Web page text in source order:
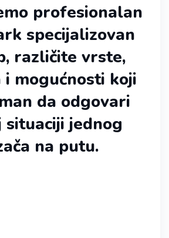
profesionalan
specijalizovan
različite vrste,
i mogućnosti koji
da odgovari
situaciji jednog
na putu.